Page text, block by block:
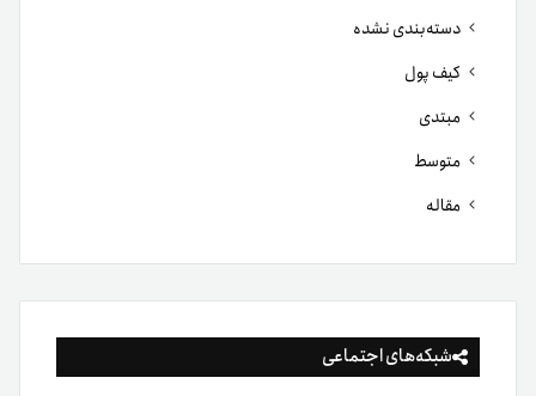
دسته‌بندی نشده
کیف پول
مبتدی
متوسط
مقاله
شبکه‌های اجتماعی